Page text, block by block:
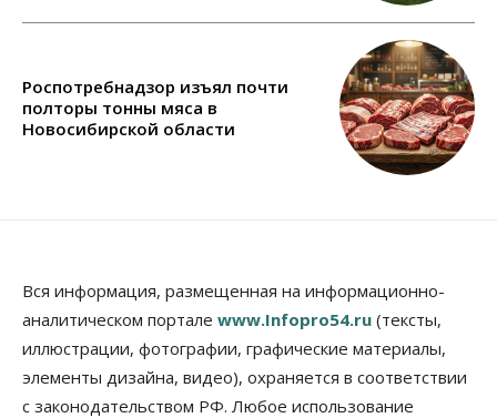
Роспотребнадзор изъял почти
полторы тонны мяса в
Новосибирской области
Вся информация, размещенная на информационно-
аналитическом портале www.Infopro54.ru (тексты,
иллюстрации, фотографии, графические материалы,
элементы дизайна, видео), охраняется в соответствии
с законодательством РФ. Любое использование